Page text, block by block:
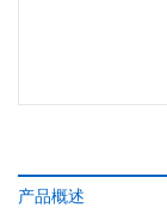
产品概述